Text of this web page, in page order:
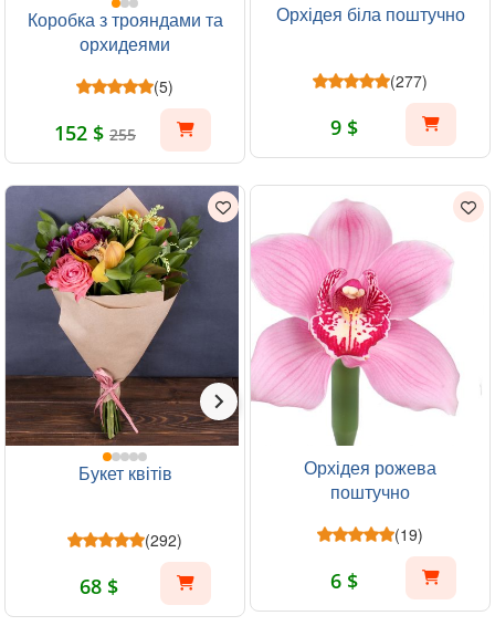
Коробка з трояндами та
орхидеями
(5)
152 $ 255
Орхідея біла поштучно
(277)
9 $
Букет квітів
(292)
68 $
Орхідея рожева
поштучно
(19)
6 $